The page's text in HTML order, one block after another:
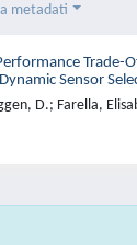
metadati
Trade-
Sensor
D.; Farella,